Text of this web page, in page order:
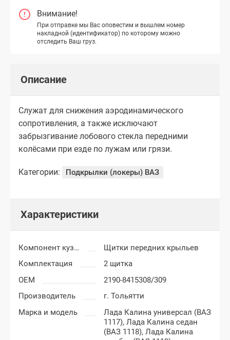
Внимание!
При отправке мы Вас оповестим и вышлем номер
накладной (идентификатор) по которому можно
отследить Ваш груз.
Описание
Служат для снижения аэродинамического
сопротивления, а также исключают
забрызгивание лобового стекла передними
колёсами при езде по лужам или грязи.
Категории: Подкрылки (локеры) ВАЗ
Характеристики
Компонент кузова
Щитки передних крыльев
Комплектация
2 щитка
OEM
2190-8415308/309
Производитель
г. Тольятти
Марка и модель
Лада Калина универсал (ВАЗ
1117),Лада Калина седан
(ВАЗ 1118),Лада Калина